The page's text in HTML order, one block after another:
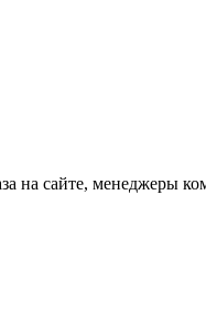
на сайте, менеджеры